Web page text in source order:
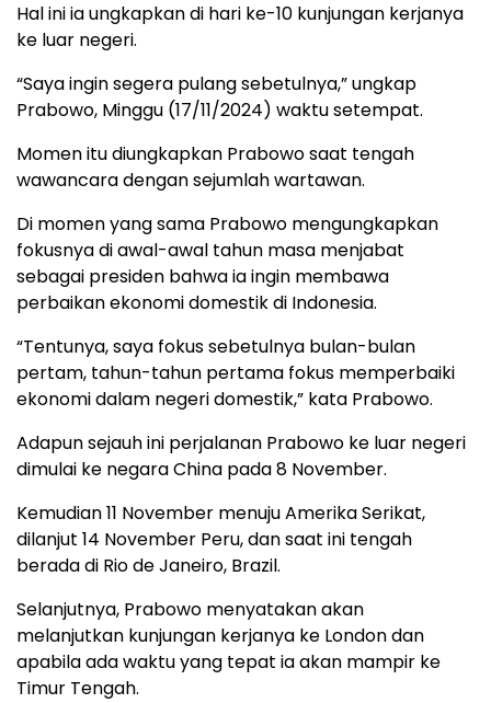
Hal ini ia ungkapkan di hari ke-10 kunjungan kerjanya
ke luar negeri.
“Saya ingin segera pulang sebetulnya,” ungkap
Prabowo, Minggu (17/11/2024) waktu setempat.
Momen itu diungkapkan Prabowo saat tengah
wawancara dengan sejumlah wartawan.
Di momen yang sama Prabowo mengungkapkan
fokusnya di awal-awal tahun masa menjabat
sebagai presiden bahwa ia ingin membawa
perbaikan ekonomi domestik di Indonesia.
“Tentunya, saya fokus sebetulnya bulan-bulan
pertam, tahun-tahun pertama fokus memperbaiki
ekonomi dalam negeri domestik,” kata Prabowo.
Adapun sejauh ini perjalanan Prabowo ke luar negeri
dimulai ke negara China pada 8 November.
Kemudian 11 November menuju Amerika Serikat,
dilanjut 14 November Peru, dan saat ini tengah
berada di Rio de Janeiro, Brazil.
Selanjutnya, Prabowo menyatakan akan
melanjutkan kunjungan kerjanya ke London dan
apabila ada waktu yang tepat ia akan mampir ke
Timur Tengah.